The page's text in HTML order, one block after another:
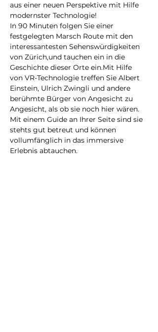
aus einer neuen Perspektive mit Hilfe
modernster Technologie!
In 90 Minuten folgen Sie einer
festgelegten Marsch Route mit den
interessantesten Sehenswürdigkeiten
von Zürich,und tauchen ein in die
Geschichte dieser Orte ein.Mit Hilfe
von VR-Technologie treffen Sie Albert
Einstein, Ulrich Zwingli und andere
berühmte Bürger von Angesicht zu
Angesicht, als ob sie noch hier wären.
Mit einem Guide an Ihrer Seite sind sie
stehts gut betreut und können
vollumfänglich in das immersive
Erlebnis abtauchen.